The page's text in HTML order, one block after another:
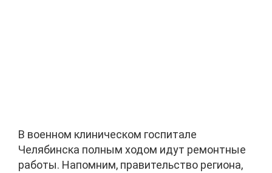
В военном клиническом госпитале
Челябинска полным ходом идут ремонтные
работы. Напомним, правительство региона,